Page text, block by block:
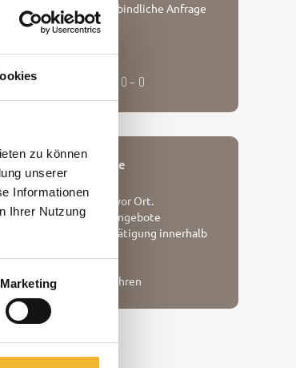
zu können
unserer
Informationen
Ihrer Nutzung
Marketing
stellen Sie eine unverbindliche Anfrage
+ 49 (0) 4651 – 88 69 10 – 0
Buchungsvorteile
Betreuung vor Ort.
und Angebote
Sofortige Buchungsbestätigung innerhalb
Keine Kreditkartengebühren